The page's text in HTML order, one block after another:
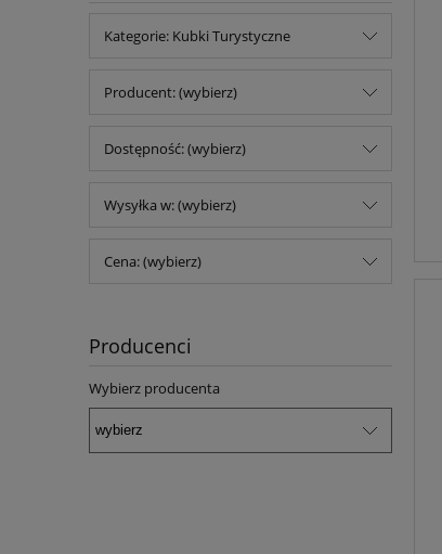
Kategorie: Kubki Turystyczne
Producent: (wybierz)
Dostępność: (wybierz)
Wysyłka w: (wybierz)
Cena: (wybierz)
Producenci
Wybierz producenta